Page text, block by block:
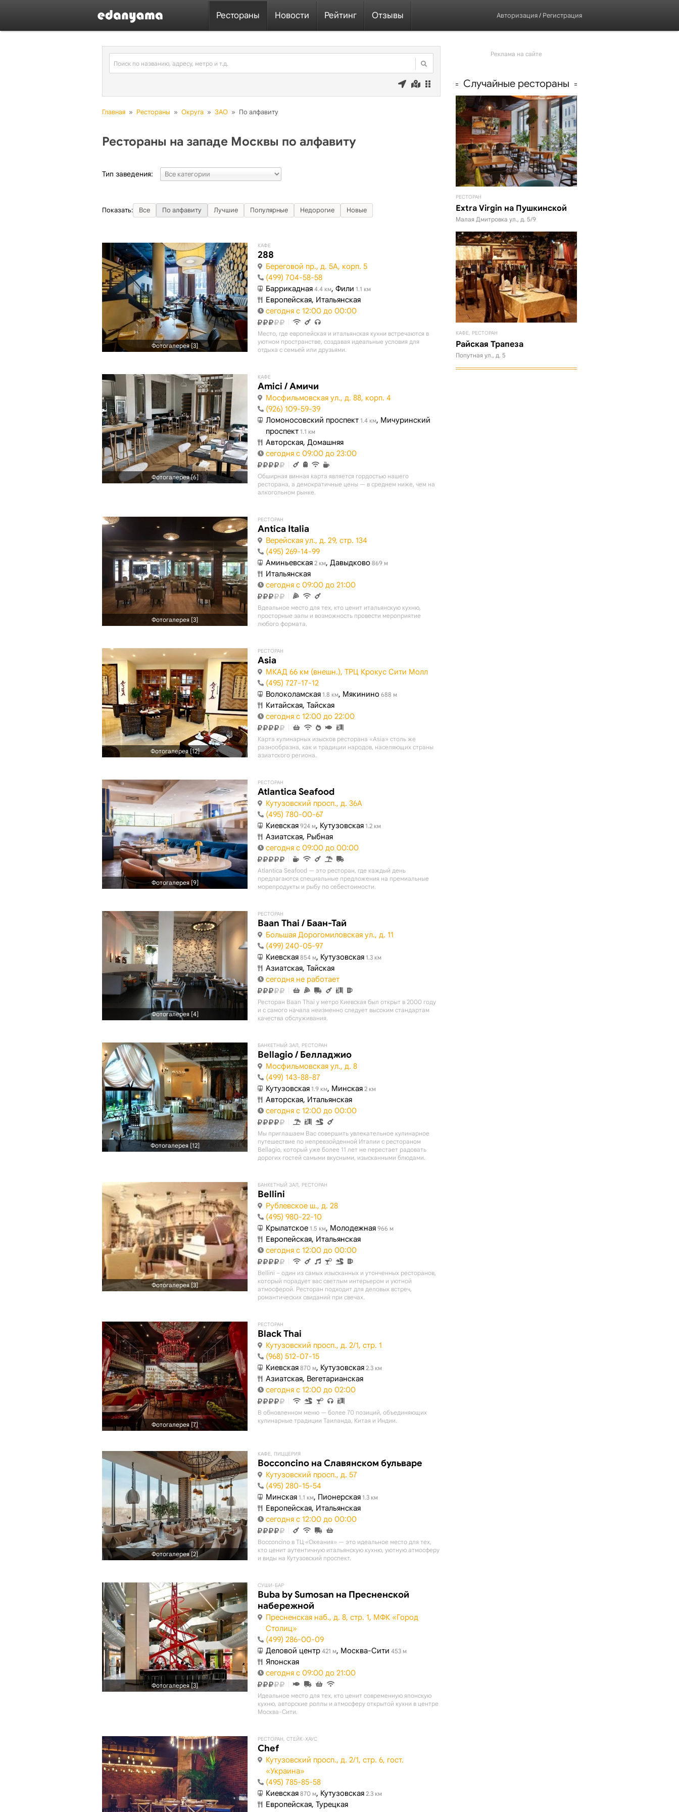
Рестораны Новости Рейтинг Отзывы Авторизация/ Регистрация
Главная » Рестораны » Округа » ЗАО » По алфавиту
Рестораны на западе Москвы по алфавиту
Тип заведения:
Показать: Все Лучшие Популярные Недорогие Новые
По алфавиту
Фотогалерея [3]
КАФЕ
288
Береговой пр., д. 5А, корп. 5
(499) 704-58-58
Баррикадная 4.4 км, Фили 1.1 км
Европейская, Итальянская
сегодня с 12:00 до 00:00
Место, где европейская и итальянская кухни встречаются в
уютном пространстве, создавая идеальные условия для
отдыха с семьей или друзьями.
Фотогалерея [6]
КАФЕ
Amici / Амичи
Мосфильмовская ул., д. 88, корп. 4
(926) 109-59-39
Ломоносовский проспект 1.4 км, Мичуринский
проспект 1.1 км
Авторская, Домашняя
сегодня с 09:00 до 23:00
Обширная винная карта является гордостью нашего
ресторана, а демократичные цены — в среднем ниже, чем на
алкогольном рынке.
Фотогалерея [3]
РЕСТОРАН
Antica Italia
Верейская ул., д. 29, стр. 134
(495) 269-14-99
Аминьевская 2 км, Давыдково 869 м
Итальянская
сегодня с 09:00 до 21:00
Bдеальное место для тех, кто ценит итальянскую кухню,
просторные залы и возможность провести мероприятие
любого формата.
Фотогалерея [12]
РЕСТОРАН
Asia
МКАД 66 км (внешн.), ТРЦ Крокус Сити Молл
(495) 727-17-12
Волоколамская 1.8 км, Мякинино 688 м
Китайская, Тайская
сегодня с 12:00 до 22:00
Карта кулинарных изысков ресторана «Asia» столь же
разнообразна, как и традиции народов, населяющих страны
азиатского региона.
Фотогалерея [9]
РЕСТОРАН
Atlantica Seafood
Кутузовский просп., д. 36А
(495) 780-00-67
Киевская 924 м, Кутузовская 1.2 км
Азиатская, Рыбная
сегодня с 09:00 до 00:00
Atlantica Seafood — это ресторан, где каждый день
предлагаются специальные предложения на премиальные
морепродукты и рыбу по себестоимости.
Фотогалерея [4]
РЕСТОРАН
Baan Thai / Баан-Тай
Большая Дорогомиловская ул., д. 11
(499) 240-05-97
Киевская 854 м, Кутузовская 1.3 км
Азиатская, Тайская
сегодня не работает
Ресторан Baan Thai у метро Киевская был открыт в 2000 году
и с самого начала неизменно следует высоким стандартам
качества обслуживания.
Фотогалерея [12]
БАНКЕТНЫЙ ЗАЛ, РЕСТОРАН
Bellagio / Белладжио
Мосфильмовская ул., д. 8
(499) 143-88-87
Кутузовская 1.9 км, Минская 2 км
Авторская, Итальянская
сегодня с 12:00 до 00:00
Мы приглашаем Вас совершить увлекательное кулинарное
путешествие по непревзойденной Италии с рестораном
Bellagio, который уже более 11 лет не перестает радовать
дорогих гостей самыми вкусными, изысканными блюдами.
Фотогалерея [3]
БАНКЕТНЫЙ ЗАЛ, РЕСТОРАН
Bellini
Рублевское ш., д. 28
(495) 980-22-10
Крылатское 1.5 км, Молодежная 966 м
Европейская, Итальянская
сегодня с 12:00 до 00:00
Bellini – один из самых изысканных и утонченных ресторанов,
который порадует вас светлым интерьером и уютной
атмосферой. Ресторан подходит для деловых встреч,
романтических свиданий при свечах.
Фотогалерея [7]
РЕСТОРАН
Black Thai
Кутузовский просп., д. 2/1, стр. 1
(968) 512-07-15
Киевская 870 м, Кутузовская 2.3 км
Азиатская, Вегетарианская
сегодня с 12:00 до 02:00
В обновленном меню — более 70 позиций, объединяющих
кулинарные традиции Таиланда, Китая и Индии.
Фотогалерея [2]
КАФЕ, ПИЦЦЕРИЯ
Bocconcino на Славянском бульваре
Кутузовский просп., д. 57
(495) 280-15-54
Минская 1.1 км, Пионерская 1.3 км
Европейская, Итальянская
сегодня с 12:00 до 00:00
Bocconcino в ТЦ «Океания» — это идеальное место для тех,
кто ценит аутентичную итальянскую кухню, уютную атмосферу
и виды на Кутузовский проспект.
Фотогалерея [3]
СУШИ-БАР
Buba by Sumosan на Пресненской
набережной
Пресненская наб., д. 8, стр. 1, МФК «Город
Столиц»
(499) 286-00-09
Деловой центр 421 м, Москва-Сити 453 м
Японская
сегодня с 09:00 до 21:00
Идеальное место для тех, кто ценит современную японскую
кухню, авторские роллы и атмосферу открытой кухни в центре
Москва-Сити.
РЕСТОРАН, СТЕЙК-ХАУС
Chef
Кутузовский просп., д. 2/1, стр. 6, гост.
«Украина»
(495) 785-85-58
Киевская 870 м, Кутузовская 2.3 км
Европейская, Турецкая
Реклама на сайте
Случайные рестораны
РЕСТОРАН
Extra Virgin на Пушкинской
Малая Дмитровка ул., д. 5/9
КАФЕ, РЕСТОРАН
Райская Трапеза
Попутная ул., д. 5